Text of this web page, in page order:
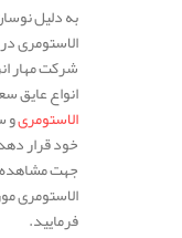
به دلیل
الاستومری
شرکت مهار
انواع عایق
الاستومریو
خود قرار
جهت مشاهده
الاستومری
فرمایید.